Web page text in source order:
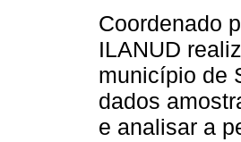
Coordenado
ILANUD
município de
dados
e analisar a